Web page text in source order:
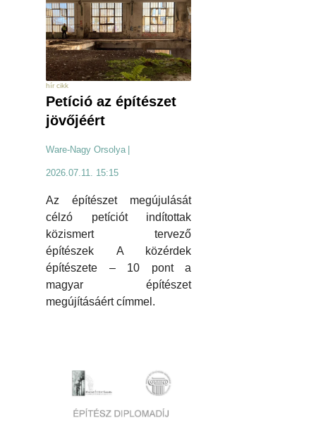
hír cikk
Petíció az építészet
jövőjéért
Ware-Nagy Orsolya
2026.07.11. 15:15
Az építészet megújulását
célzó petíciót indítottak
közismert tervező
építészek A közérdek
építészete – 10 pont a
magyar építészet
megújításáért címmel.